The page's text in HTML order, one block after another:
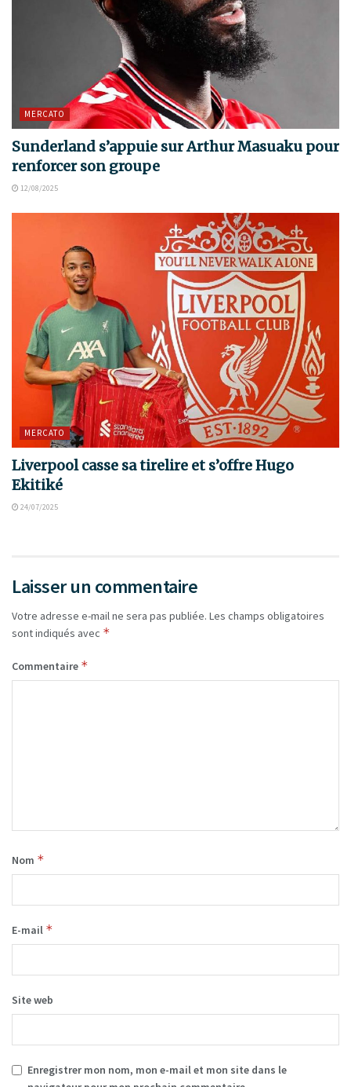
MERCATO
Sunderland s’appuie sur Arthur Masuaku pour
renforcer son groupe
12/08/2025
MERCATO
Liverpool casse sa tirelire et s’offre Hugo
Ekitiké
24/07/2025
Laisser un commentaire
Votre adresse e-mail ne sera pas publiée. Les champs obligatoires
sont indiqués avec *
Commentaire *
Nom *
E-mail *
Site web
Enregistrer mon nom, mon e-mail et mon site dans le